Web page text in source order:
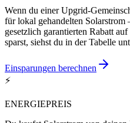
Wenn du einer Upgrid-
für lokal gehandelten
gesetzlich garantierten Rabatt
sparst, siehst du in der Tabelle
Einsparungen berechnen
⚡
ENERGIEPREIS